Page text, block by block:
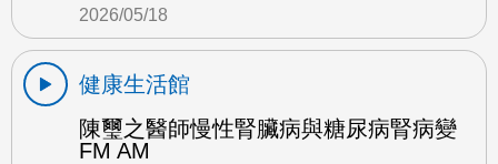
2026/05/18
健康生活館
陳璽之醫師慢性腎臟病與糖尿病腎病變
FM AM